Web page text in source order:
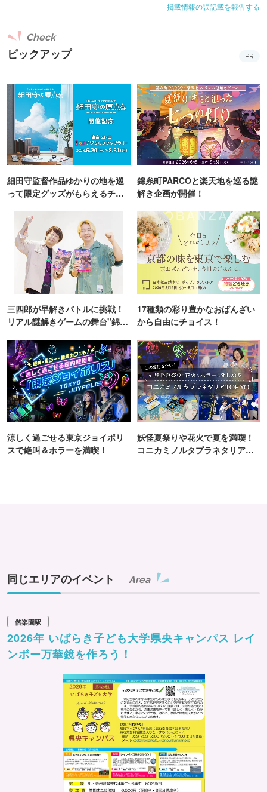
掲載情報の誤記載を報告する
ピックアップ
Check
PR
細田守監督作品ゆかりの地を巡
って限定グッズがもらえるチャ
錦糸町PARCOと楽天地を巡る謎
解き企画が開催！
三四郎が早解きバトルに挑戦！
リアル謎解きゲームの舞台"錦糸
17種類の彩り豊かなおばんざい
から自由にチョイス！
涼しく過ごせる東京ジョイポリ
スで絶叫＆ホラーを満喫！
妖怪夏祭りや花火で夏を満喫！
コニカミノルタプラネタリア
同じエリアのイベント Area
偕楽園駅
2026年 いばらき子ども大学県央キャンパス レイ
ンボー万華鏡を作ろう！